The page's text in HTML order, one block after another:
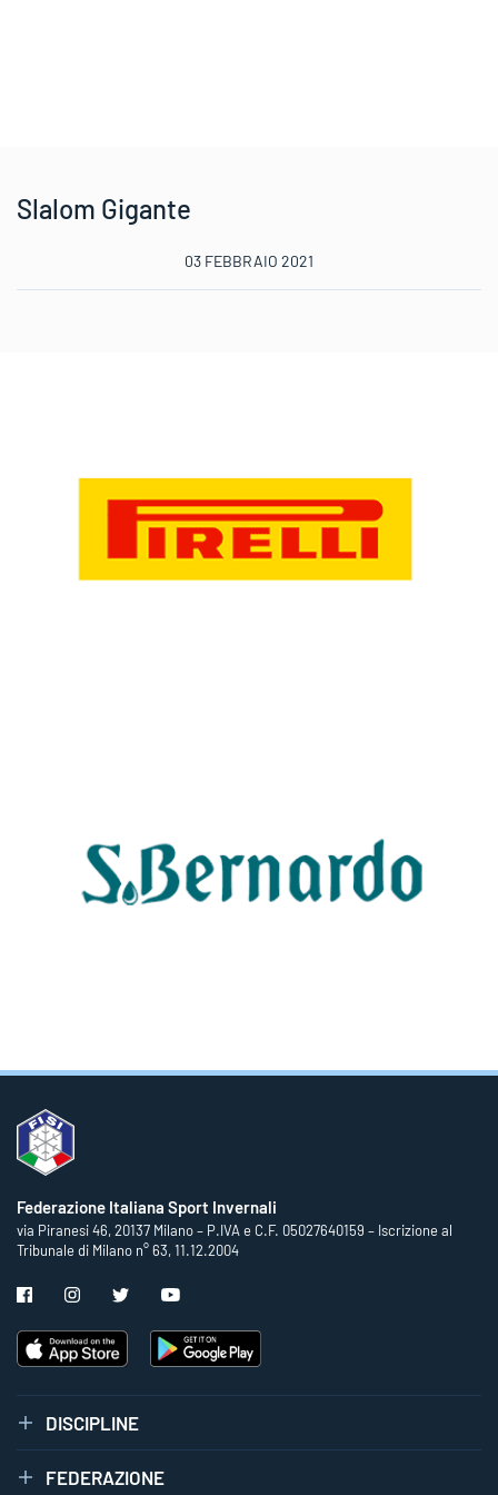
Slalom Gigante
03 FEBBRAIO 2021
Federazione Italiana Sport Invernali
via Piranesi 46, 20137 Milano – P.IVA e C.F. 05027640159 – Iscrizione al
Tribunale di Milano n° 63, 11.12.2004
DISCIPLINE
FEDERAZIONE